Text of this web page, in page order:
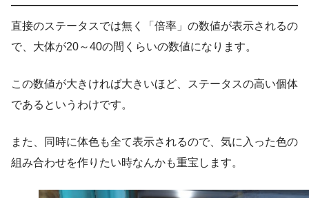
直接のステータスでは無く「倍率」の数値が表示されるの
で、大体が20～40の間くらいの数値になります。
この数値が大きければ大きいほど、ステータスの高い個体
であるというわけです。
また、同時に体色も全て表示されるので、気に入った色の
組み合わせを作りたい時なんかも重宝します。